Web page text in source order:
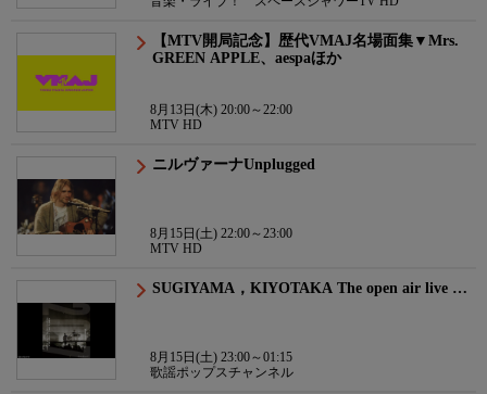
【MTV開局記念】歴代VMAJ名場面集▼Mrs.
GREEN APPLE、aespaほか
8月13日(木) 20:00～22:00
MTV HD
ニルヴァーナUnplugged
8月15日(土) 22:00～23:00
MTV HD
SUGIYAMA，KIYOTAKA The open air live …
8月15日(土) 23:00～01:15
歌謡ポップスチャンネル